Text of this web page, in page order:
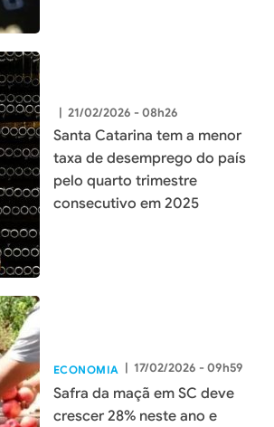
| 21/02/2026 - 08h26
Santa Catarina tem a menor
taxa de desemprego do país
pelo quarto trimestre
consecutivo em 2025
ECONOMIA | 17/02/2026 - 09h59
Safra da maçã em SC deve
crescer 28% neste ano e